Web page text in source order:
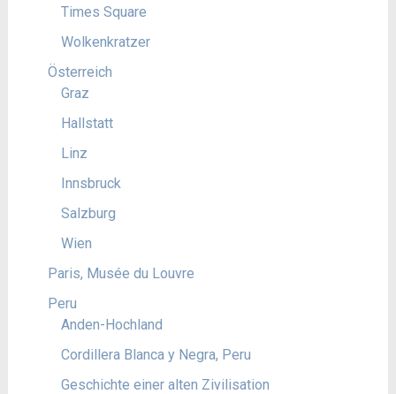
Times Square
Wolkenkratzer
Österreich
Graz
Hallstatt
Linz
Innsbruck
Salzburg
Wien
Paris, Musée du Louvre
Peru
Anden-Hochland
Cordillera Blanca y Negra, Peru
Geschichte einer alten Zivilisation